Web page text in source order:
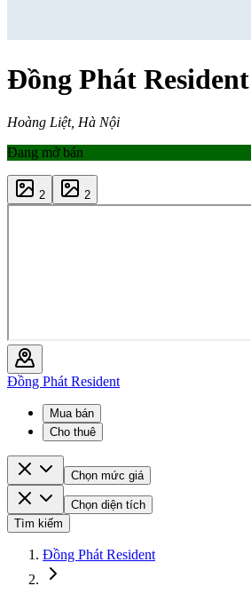
Đồng Phát Resident
Hoàng Liệt, Hà Nội
Đang mở bán
2 2
Đồng Phát Resident
Mua bán
Cho thuê
Chọn mức giá
Chọn diện tích
Tìm kiếm
Đồng Phát Resident